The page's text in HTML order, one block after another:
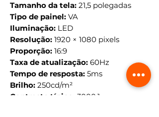
Tamanho da tela: 21,5 polegadas
Tipo de painel: VA
Iluminação: LED
Resolução: 1920 × 1080 pixels
Proporção: 16:9
Taxa de atualização: 60Hz
Tempo de resposta: 5ms
Brilho: 250cd/m²
Contraste típico:
3000:1